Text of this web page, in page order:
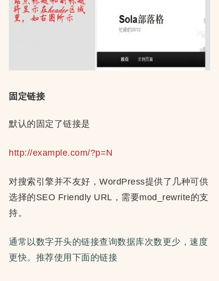
固定链接
默认的固定了链接是
http://example.com/?p=N
对搜索引擎并不友好，WordPress提供了几种可供
选择的SEO Friendly URL，需要mod_rewrite的支
持。
通常以数字开头的链接查询数据库次数更少，速度
更快。推荐使用下面的链接